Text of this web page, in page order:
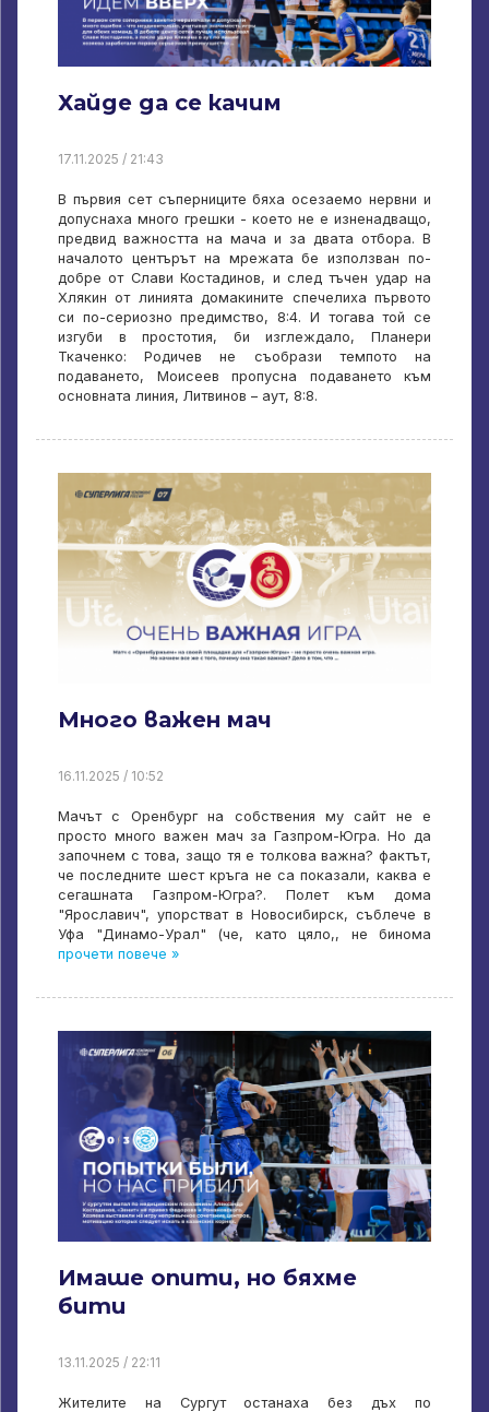
Хайде да се качим
17.11.2025 / 21:43
В първия сет съперниците бяха осезаемо нервни и
допуснаха много грешки - което не е изненадващо,
предвид важността на мача и за двата отбора. В
началото центърът на мрежата бе използван по-
добре от Слави Костадинов, и след тъчен удар на
Хлякин от линията домакините спечелиха първото
си по-сериозно предимство, 8:4. И тогава той се
изгуби в простотия, би изглеждало, Планери
Ткаченко: Родичев не съобрази темпото на
подаването, Моисеев пропусна подаването към
основната линия, Литвинов – аут, 8:8.
Много важен мач
16.11.2025 / 10:52
Мачът с Оренбург на собствения му сайт не е
просто много важен мач за Газпром-Югра. Но да
започнем с това, защо тя е толкова важна? фактът,
че последните шест кръга не са показали, каква е
сегашната Газпром-Югра?. Полет към дома
"Ярославич", упорстват в Новосибирск, съблече в
Уфа "Динамо-Урал" (че, като цяло,, не бинома
прочети повече »
Имаше опити, но бяхме
бити
13.11.2025 / 22:11
Жителите на Сургут останаха без дъх по